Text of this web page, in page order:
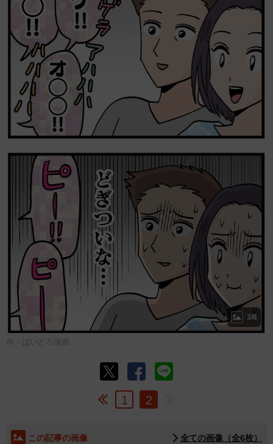
3/6
作・はいどろ漫画
1 2
この記事の画像 全ての画像（全6枚）